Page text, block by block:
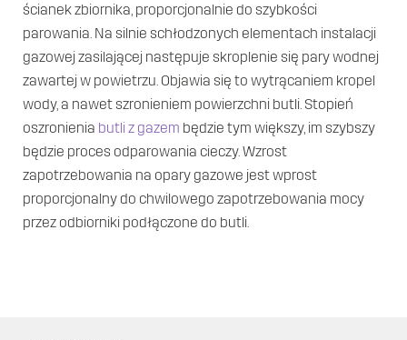
firmie
Terminal
Przetargi
i oferty
Kontakt
ścianek zbiornika, proporcjonalnie do szybkości
parowania. Na silnie schłodzonych elementach instalacji
gazowej zasilającej następuje skroplenie się pary wodnej
zawartej w powietrzu. Objawia się to wytrącaniem kropel
wody, a nawet szronieniem powierzchni butli. Stopień
oszronienia butli z gazem będzie tym większy, im szybszy
będzie proces odparowania cieczy. Wzrost
zapotrzebowania na opary gazowe jest wprost
proporcjonalny do chwilowego zapotrzebowania mocy
przez odbiorniki podłączone do butli.